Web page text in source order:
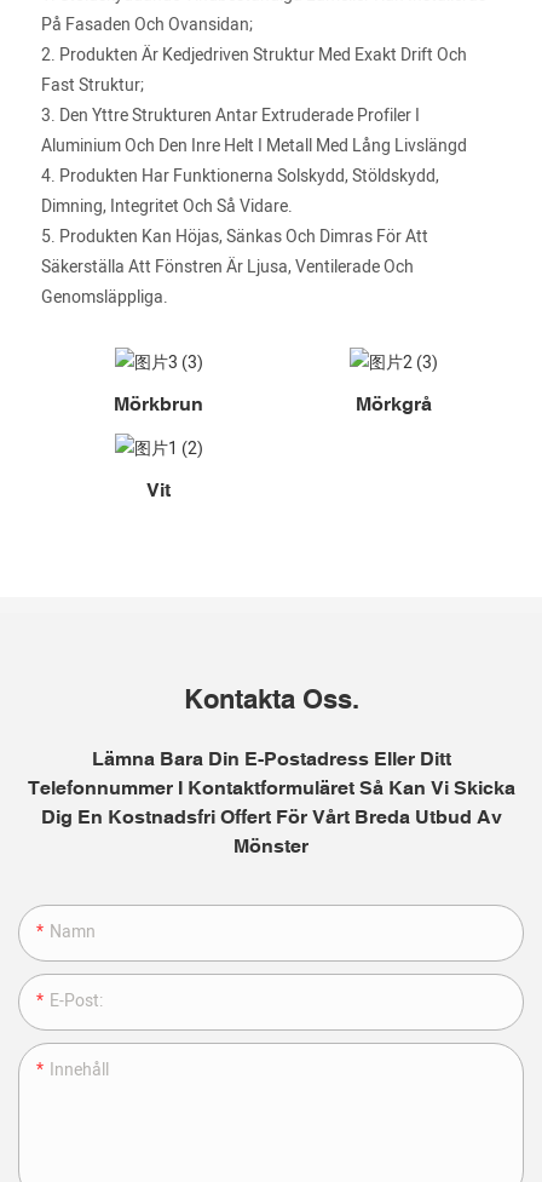
På Fasaden Och Ovansidan;
2. Produkten Är Kedjedriven Struktur Med Exakt Drift Och
Fast Struktur;
3. Den Yttre Strukturen Antar Extruderade Profiler I
Aluminium Och Den Inre Helt I Metall Med Lång Livslängd
4. Produkten Har Funktionerna Solskydd, Stöldskydd,
Dimning, Integritet Och Så Vidare.
5. Produkten Kan Höjas, Sänkas Och Dimras För Att
Säkerställa Att Fönstren Är Ljusa, Ventilerade Och
Genomsläppliga.
Mörkbrun Mörkgrå
Vit
Kontakta Oss.
Lämna Bara Din E-Postadress Eller Ditt
Telefonnummer I Kontaktformuläret Så Kan Vi Skicka
Dig En Kostnadsfri Offert För Vårt Breda Utbud Av
Mönster
Namn
E-Post:
Innehåll